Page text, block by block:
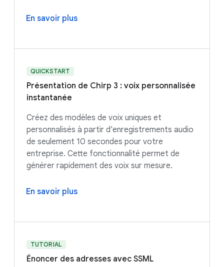
En savoir plus
QUICKSTART
Présentation de Chirp 3 : voix personnalisée
instantanée
Créez des modèles de voix uniques et
personnalisés à partir d'enregistrements audio
de seulement 10 secondes pour votre
entreprise. Cette fonctionnalité permet de
générer rapidement des voix sur mesure.
En savoir plus
TUTORIAL
Énoncer des adresses avec SSML